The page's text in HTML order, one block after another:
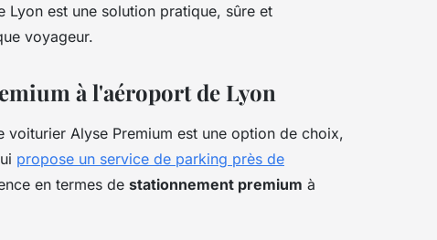
Lyon est une solution pratique, sûre et
voyageur.
à l'aéroport de Lyon
Alyse Premium est une option de choix,
propose un service de parking près de
en termes de stationnement premium à